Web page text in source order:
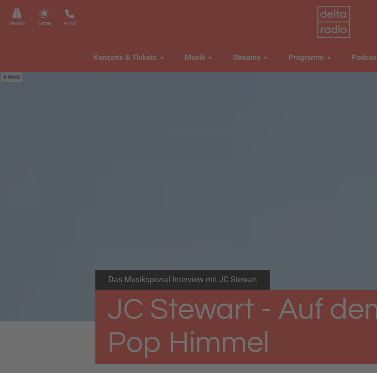
Verkehr Wetter Anruf
Konzerte & Tickets Musik Streams Programm
WMG
Das Musikspezial Interview mit JC Stewart
JC Stewart - Auf
Pop Himmel